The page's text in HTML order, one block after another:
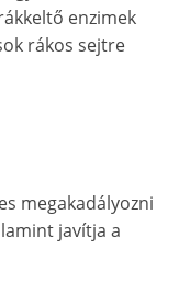
enzimek
rákos sejtre
megakadályozni
javítja a